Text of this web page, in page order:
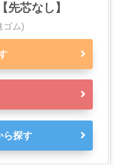
先芯なし】
ゴム)
ら探す